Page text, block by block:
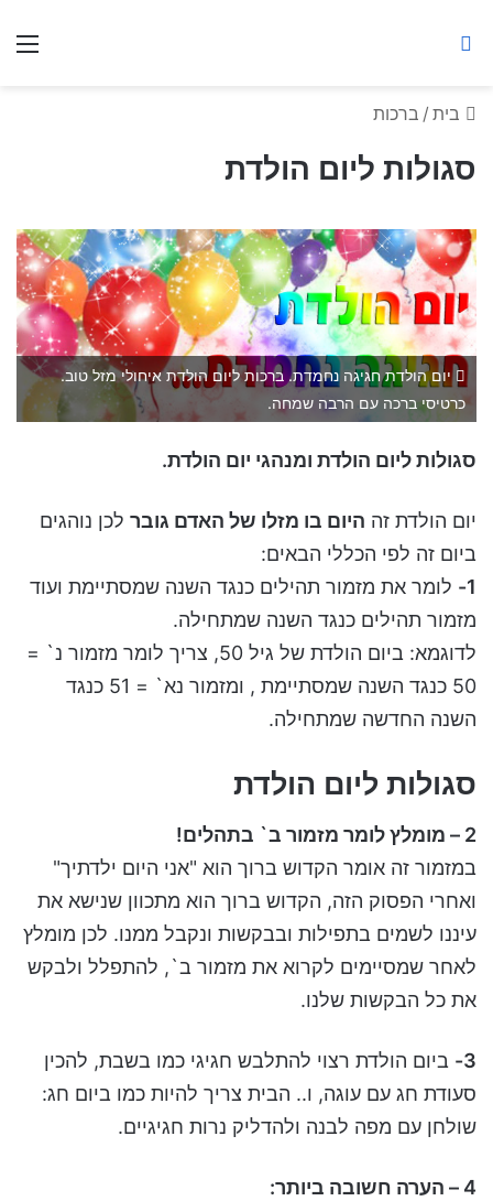
בית / ברכות
סגולות ליום הולדת
יום הולדת חגיגה נחמדת. ברכות ליום הולדת איחולי מזל טוב.
כרטיסי ברכה עם הרבה שמחה.
סגולות ליום הולדת ומנהגי יום הולדת.
יום הולדת זה היום בו מזלו של האדם גובר לכן נוהגים
ביום זה לפי הכללי הבאים:
1-
לומר את מזמור תהילים כנגד השנה שמסתיימת ועוד
מזמור תהילים כנגד השנה שמתחילה.
לדוגמא: ביום הולדת של גיל 50, צריך לומר מזמור נ` =
50 כנגד השנה שמסתיימת , ומזמור נא` = 51 כנגד
השנה החדשה שמתחילה.
סגולות ליום הולדת
2 – מומלץ לומר מזמור ב` בתהלים!
במזמור זה אומר הקדוש ברוך הוא "אני היום ילדתיך"
ואחרי הפסוק הזה, הקדוש ברוך הוא מתכוון שנישא את
עיננו לשמים בתפילות ובבקשות ונקבל ממנו. לכן מומלץ
לאחר שמסיימים לקרוא את מזמור ב`, להתפלל ולבקש
את כל הבקשות שלנו.
3-
ביום הולדת רצוי להתלבש חגיגי כמו בשבת, להכין
סעודת חג עם עוגה, ו.. הבית צריך להיות כמו ביום חג:
שולחן עם מפה לבנה ולהדליק נרות חגיגיים.
4 – הערה חשובה ביותר: